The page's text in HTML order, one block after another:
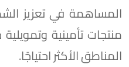
المساهمة في تعزيز
منتجات تأمينية
المناطق الأكثر احتياجًا.